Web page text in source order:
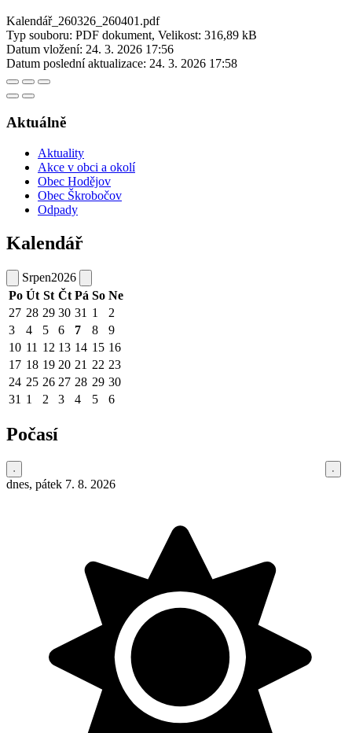
Kalendář_260326_260401.pdf
Typ souboru: PDF dokument, Velikost: 316,89 kB
Datum vložení: 24. 3. 2026 17:56
Datum poslední aktualizace: 24. 3. 2026 17:58
Aktuálně
Aktuality
Akce v obci a okolí
Obec Hodějov
Obec Škrobočov
Odpady
Kalendář
Srpen2026
Po Út St Čt Pá So Ne
27 28 29 30 31 1
2
3
4 5 6 7 8
9
10 11 12 13 14 15 16
17 18 19 20 21 22 23
24 25 26 27 28 29 30
31 1 2 3 4 5 6
Počasí
dnes, pátek 7. 8. 2026